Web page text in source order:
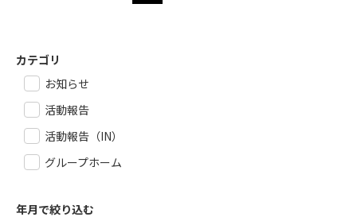
カテゴリ
お知らせ
活動報告
活動報告（IN）
グループホーム
年月で絞り込む